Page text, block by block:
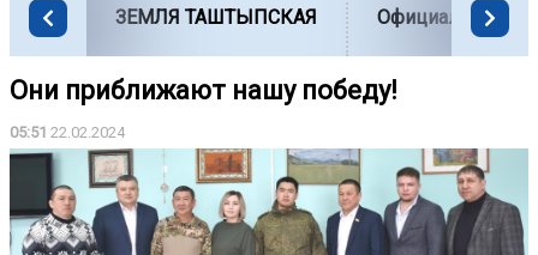
ЗЕМЛЯ ТАШТЫПСКАЯ Официально
Они приближают нашу победу!
05:51 22.02.2024